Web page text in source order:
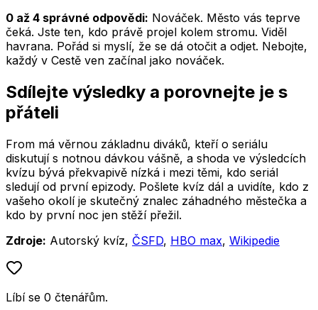
0 až 4 správné odpovědi: Nováček. Město vás teprve
čeká. Jste ten, kdo právě projel kolem stromu. Viděl
havrana. Pořád si myslí, že se dá otočit a odjet. Nebojte,
každý v Cestě ven začínal jako nováček.
Sdílejte výsledky a porovnejte je s
přáteli
From má věrnou základnu diváků, kteří o seriálu
diskutují s notnou dávkou vášně, a shoda ve výsledcích
kvízu bývá překvapivě nízká i mezi těmi, kdo seriál
sledují od první epizody. Pošlete kvíz dál a uvidíte, kdo z
vašeho okolí je skutečný znalec záhadného městečka a
kdo by první noc jen stěží přežil.
Zdroje: Autorský kvíz, ČSFD, HBO max, Wikipedie
Líbí se 0 čtenářům.